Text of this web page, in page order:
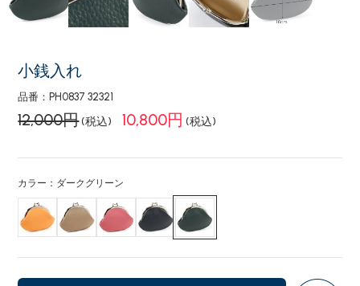
小銭入れ
品番：PH0837 32321
12,000円(税込) 10,800円 (税込)
カラー：ダークグリーン